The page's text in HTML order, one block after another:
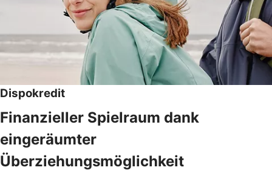
Dispokredit
Finanzieller Spielraum dank
eingeräumter
Überziehungsmöglichkeit